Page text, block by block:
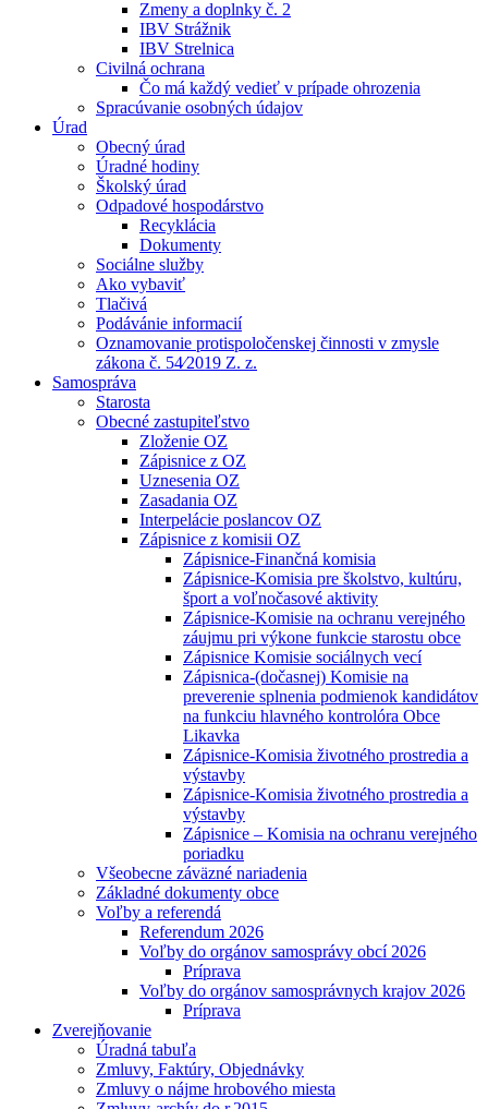
Zmeny a doplnky č. 2
IBV Strážnik
IBV Strelnica
Civilná ochrana
Čo má každý vedieť v prípade ohrozenia
Spracúvanie osobných údajov
Úrad
Obecný úrad
Úradné hodiny
Školský úrad
Odpadové hospodárstvo
Recyklácia
Dokumenty
Sociálne služby
Ako vybaviť
Tlačivá
Podávánie informacií
Oznamovanie protispoločenskej činnosti v zmysle
zákona č. 54⁄2019 Z. z.
Samospráva
Starosta
Obecné zastupiteľstvo
Zloženie OZ
Zápisnice z OZ
Uznesenia OZ
Zasadania OZ
Interpelácie poslancov OZ
Zápisnice z komisii OZ
Zápisnice-Finančná komisia
Zápisnice-Komisia pre školstvo, kultúru,
šport a voľnočasové aktivity
Zápisnice-Komisie na ochranu verejného
záujmu pri výkone funkcie starostu obce
Zápisnice Komisie sociálnych vecí
Zápisnica-(dočasnej) Komisie na
preverenie splnenia podmienok kandidátov
na funkciu hlavného kontrolóra Obce
Likavka
Zápisnice-Komisia životného prostredia a
výstavby
Zápisnice-Komisia životného prostredia a
výstavby
Zápisnice – Komisia na ochranu verejného
poriadku
Všeobecne záväzné nariadenia
Základné dokumenty obce
Voľby a referendá
Referendum 2026
Voľby do orgánov samosprávy obcí 2026
Príprava
Voľby do orgánov samosprávnych krajov 2026
Príprava
Zverejňovanie
Úradná tabuľa
Zmluvy, Faktúry, Objednávky
Zmluvy o nájme hrobového miesta